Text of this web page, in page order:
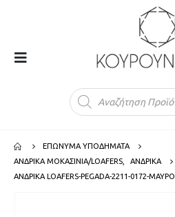
ΕΠΩΝΥΜΑ ΥΠΟΔΗΜΑΤΑ
ΑΝΔΡΙΚΑ ΜΟΚΑΣΙΝΙΑ/LOAFERS
ΑΝΔΡΙΚΑ
ΑΝΔΡΙΚΑ LOAFERS-PEGADA-2211-0172-ΜΑΥΡΟ